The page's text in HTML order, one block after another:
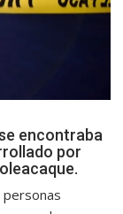
encontraba
por